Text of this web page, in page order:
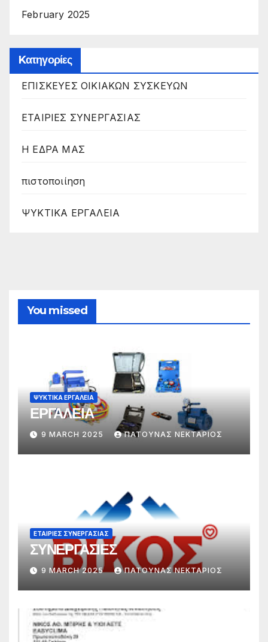
February 2025
Kατηγορίες
ΕΠΙΣΚΕΥΕΣ ΟΙΚΙΑΚΩΝ ΣΥΣΚΕΥΩΝ
ΕΤΑΙΡΙΕΣ ΣΥΝΕΡΓΑΣΙΑΣ
Η ΕΔΡΑ ΜΑΣ
πιστοποιίηση
ΨΥΚΤΙΚΑ ΕΡΓΑΛΕΙΑ
You missed
ΨΥΚΤΙΚΑ ΕΡΓΑΛΕΙΑ
ΕΡΓΑΛΕΙΑ
9 MARCH 2025 ΠΑΤΟΥΝΑΣ ΝΕΚΤΑΡΙΟΣ
ΕΤΑΙΡΙΕΣ ΣΥΝΕΡΓΑΣΙΑΣ
ΣΥΝΕΡΓΑΣΙΕΣ
9 MARCH 2025 ΠΑΤΟΥΝΑΣ ΝΕΚΤΑΡΙΟΣ